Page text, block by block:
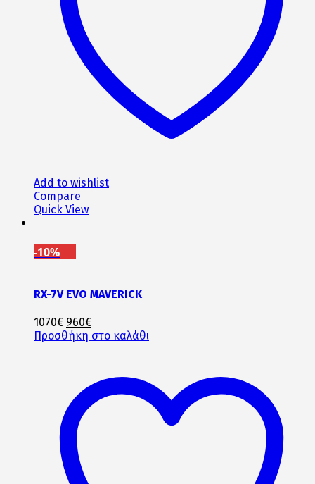
Add to wishlist
Compare
Quick View
-10%
RX-7V EVO MAVERICK
1070€ Original
price
960€Η
τρέχουσα
960€.
Προσθήκη στο καλάθι